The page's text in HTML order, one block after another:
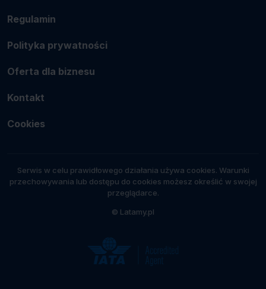
Regulamin
Polityka prywatności
Oferta dla biznesu
Kontakt
Cookies
Serwis w celu prawidłowego działania używa cookies. Warunki
przechowywania lub dostępu do cookies możesz określić w swojej
przeglądarce.
© Latamy.pl